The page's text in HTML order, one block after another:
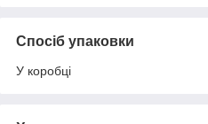
Спосіб упаковки
У коробці